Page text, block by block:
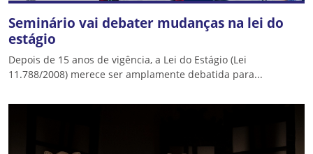
Seminário vai debater mudanças na lei do
estágio
Depois de 15 anos de vigência, a Lei do Estágio (Lei
11.788/2008) merece ser amplamente debatida para...